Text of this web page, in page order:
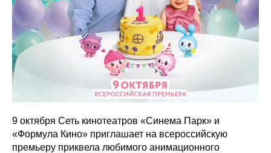
9 октября Сеть кинотеатров «Синема Парк» и
«Формула Кино» приглашает на всероссийскую
премьеру приквела любимого анимационного